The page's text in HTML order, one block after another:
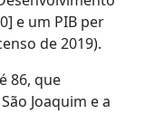
e um PIB per
de 2019).
86, que
Joaquim e a